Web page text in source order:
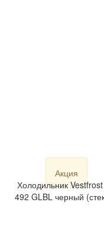
Акция
Холодильник
492 GLBL черный